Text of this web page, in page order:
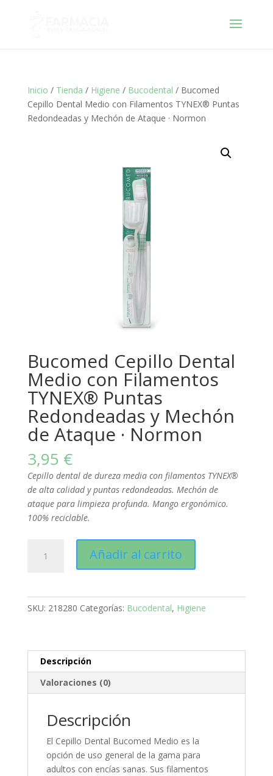
Inicio / Tienda / Higiene / Bucodental / Bucomed
Cepillo Dental Medio con Filamentos TYNEX® Puntas
Redondeadas y Mechón de Ataque · Normon
Bucomed Cepillo Dental
Medio con Filamentos
TYNEX® Puntas
Redondeadas y Mechón
de Ataque · Normon
3,95 €
Cepillo dental de dureza media con filamentos TYNEX®
de alta calidad y puntas redondeadas. Mechón de
ataque para limpieza profunda. Mango ergonómico.
100% reciclable.
Cepillo
Redondeadas
y
Mechón
Ataque
Normon
cantidad
Añadir al carrito
SKU: 218280 Categorías: Bucodental, Higiene
Descripción
Valoraciones (0)
Descripción
El Cepillo Dental Bucomed Medio es la
opción de uso general de la gama para
adultos con encías sanas. Sus filamentos